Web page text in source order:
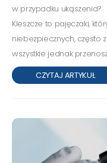
w przypadku ukąszenia?
Kleszcze to pajęczaki,
niebezpiecznych, często
wszystkie jednak
CZYTAJ ARTYKUŁ